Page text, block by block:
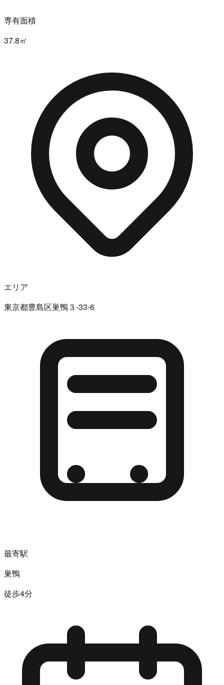
専有面積
37.8㎡
エリア
東京都豊島区巣鴨３-33-6
最寄駅
巣鴨
徒歩4分